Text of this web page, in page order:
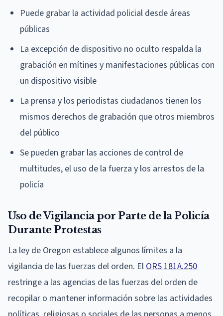
Puede grabar la actividad policial desde áreas
públicas
La excepción de dispositivo no oculto respalda la
grabación en mítines y manifestaciones públicas con
un dispositivo visible
La prensa y los periodistas ciudadanos tienen los
mismos derechos de grabación que otros miembros
del público
Se pueden grabar las acciones de control de
multitudes, el uso de la fuerza y los arrestos de la
policía
Uso de Vigilancia por Parte de la Policía
Durante Protestas
La ley de Oregon establece algunos límites a la
vigilancia de las fuerzas del orden. El ORS 181A.250
restringe a las agencias de las fuerzas del orden de
recopilar o mantener información sobre las actividades